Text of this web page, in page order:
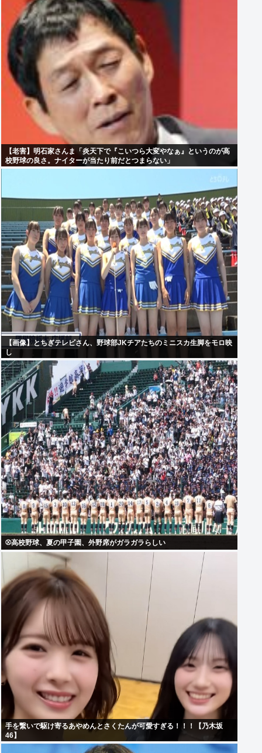
【老害】明石家さんま「炎天下で『こいつら大変やなぁ』というのが高
校野球の良さ。ナイターが当たり前だとつまらない」
【画像】とちぎテレビさん、野球部JKチアたちのミニスカ生脚をモロ映
し
⚾高校野球、夏の甲子園、外野席がガラガラらしい
手を繋いで駆け寄るあやめんとさくたんが可愛すぎる！！！【乃木坂
46】